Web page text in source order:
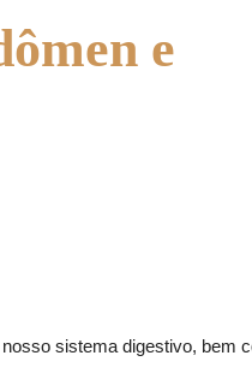
e
sistema digestivo, bem